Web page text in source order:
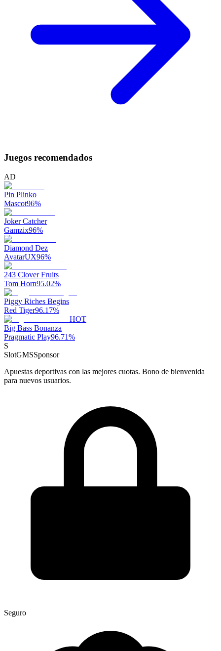
Juegos recomendados
AD
Pin Plinko
Mascot96%
Joker Catcher
Gamzix96%
Diamond Dez
AvatarUX96%
243 Clover Fruits
Tom Horn95.02%
Piggy Riches Begins
Red Tiger96.17%
HOT
Big Bass Bonanza
Pragmatic Play96.71%
S
SlotGMSSponsor
Apuestas deportivas con las mejores cuotas. Bono de bienvenida
para nuevos usuarios.
Seguro